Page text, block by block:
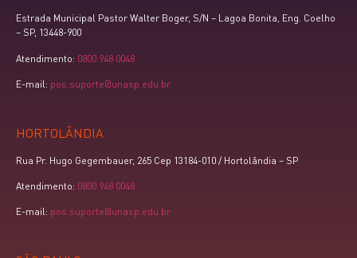
Estrada Municipal Pastor Walter Boger, S/N – Lagoa Bonita, Eng. Coelho
– SP, 13448-900
Atendimento: 0800 948 0048
E-mail: pos.suporte@unasp.edu.br
HORTOLÂNDIA
Rua Pr. Hugo Gegembauer, 265 Cep 13184-010 / Hortolândia – SP
Atendimento: 0800 948 0048
E-mail: pos.suporte@unasp.edu.br